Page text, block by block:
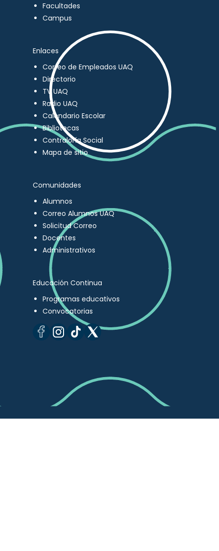
Facultades
Campus
Enlaces
Correo de Empleados UAQ
Directorio
TV UAQ
Radio UAQ
Calendario Escolar
Bibliotecas
Contraloría Social
Mapa de sitio
Comunidades
Alumnos
Correo Alumnos UAQ
Solicitud Correo
Docentes
Administrativos
Educación Continua
Programas educativos
Convocatorias